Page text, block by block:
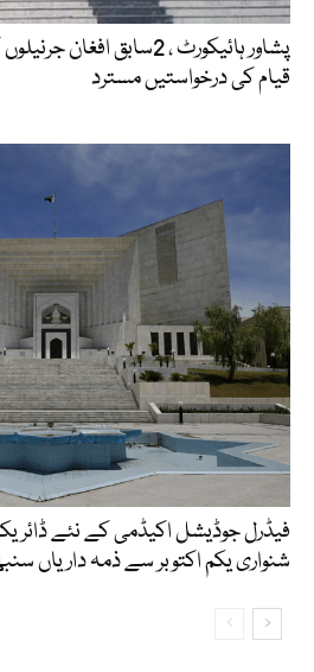
پشاور ہائیکورٹ ، 2سابق
قیام کی درخواستیں مسترد
فیڈرل جوڈیشل اکیڈمی کے نئے
شنواری یکم اکتوبر سے ذمہ داریاں